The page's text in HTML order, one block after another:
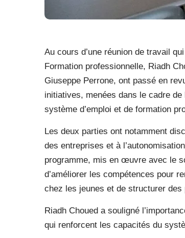
Au cours d’une réunion de travail
Formation professionnelle, Riadh
Giuseppe Perrone, ont passé en
initiatives, menées dans le cadre
système d’emploi et de formation
Les deux parties ont notamment
des entreprises et à
programme, mis en œuvre avec le
d’améliorer les compétences pour
chez les jeunes et de structurer
Riadh Choued a souligné
qui renforcent les capacités du